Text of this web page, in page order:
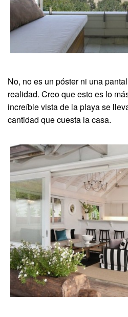
No, no es un póster ni una
realidad. Creo que esto es lo
increíble vista de la playa se
cantidad que cuesta la casa.